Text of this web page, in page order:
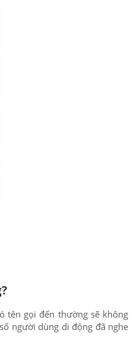
tên gọi đến thường sẽ không
người dùng di động đã nghe